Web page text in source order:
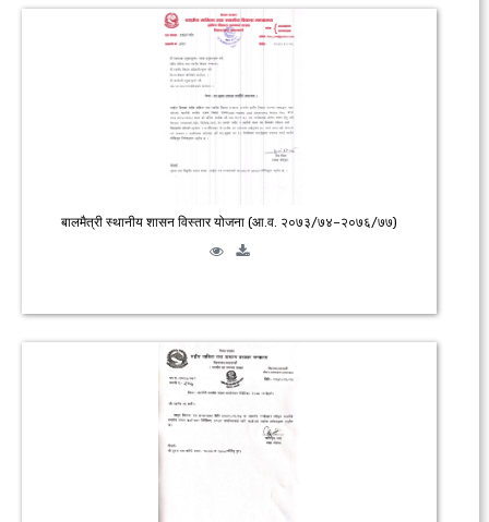
बालमैत्री स्थानीय शासन विस्तार योजना (आ.व. २०७३/७४–२०७६/७७)